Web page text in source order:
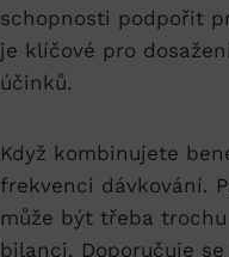
schopnosti podpořit
je ‌klíčové pro
účinků.
Když ⁢kombinujete
frekvenci dávkování.
⁣může ⁤být třeba
⁣bilanci.⁢ Doporučuje